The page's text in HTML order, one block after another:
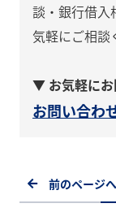
談・銀行借入
気軽にご相談
▼ お気軽にお
お問い合わ
前のページへ